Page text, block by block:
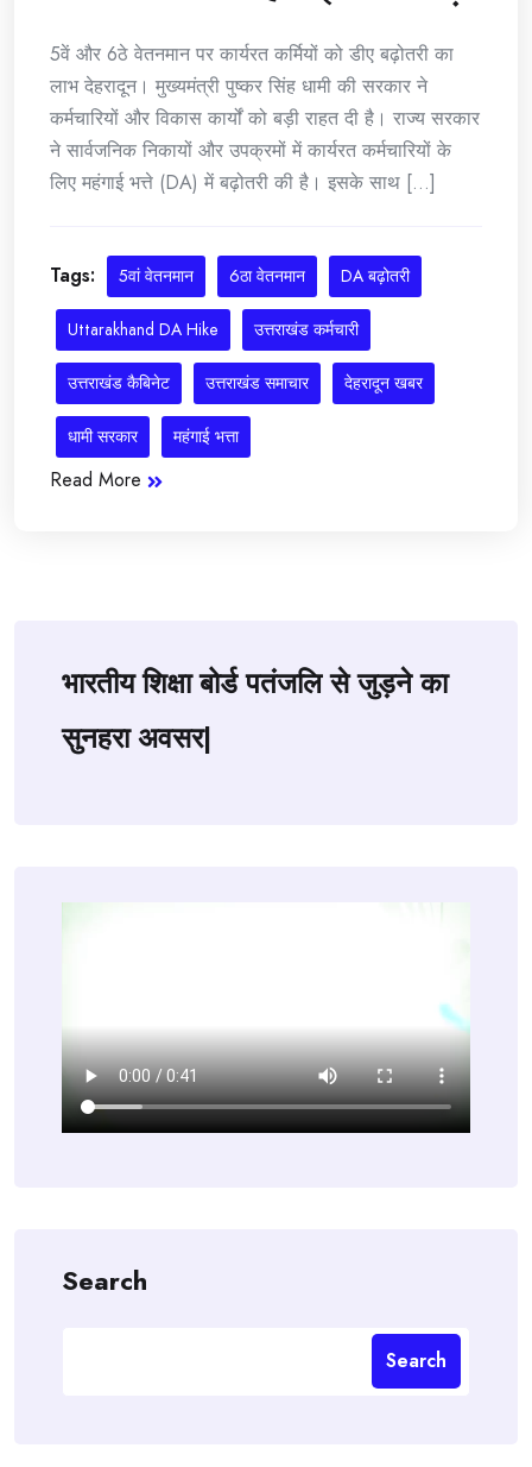
5वें और 6ठे वेतनमान पर कार्यरत कर्मियों को डीए बढ़ोतरी का
लाभ देहरादून। मुख्यमंत्री पुष्कर सिंह धामी की सरकार ने
कर्मचारियों और विकास कार्यों को बड़ी राहत दी है। राज्य सरकार
ने सार्वजनिक निकायों और उपक्रमों में कार्यरत कर्मचारियों के
लिए महंगाई भत्ते (DA) में बढ़ोतरी की है। इसके साथ [...]
Tags: 5वां वेतनमान 6ठा वेतनमान DA बढ़ोतरी
Uttarakhand DA Hike उत्तराखंड कर्मचारी
उत्तराखंड कैबिनेट उत्तराखंड समाचार देहरादून खबर
धामी सरकार महंगाई भत्ता
Read More
भारतीय शिक्षा बोर्ड पतंजलि से जुड़ने का
सुनहरा अवसर|
Search
Search